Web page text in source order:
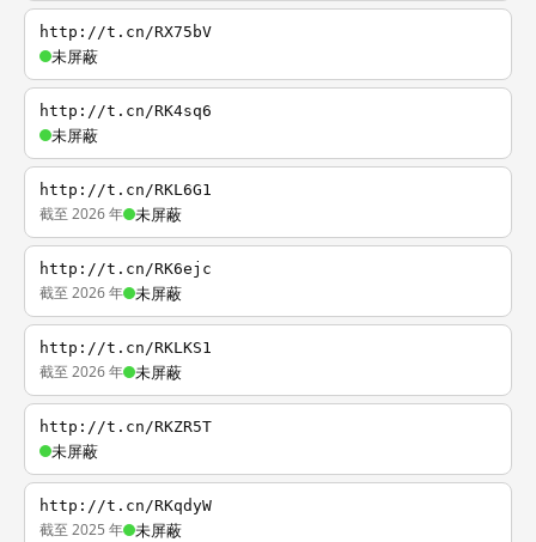
http://t.cn/RX75bV
未屏蔽
http://t.cn/RK4sq6
未屏蔽
http://t.cn/RKL6G1
截至 2026 年 未屏蔽
http://t.cn/RK6ejc
截至 2026 年 未屏蔽
http://t.cn/RKLKS1
截至 2026 年 未屏蔽
http://t.cn/RKZR5T
未屏蔽
http://t.cn/RKqdyW
截至 2025 年 未屏蔽